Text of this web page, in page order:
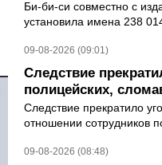
Би-би-си совместно с
установила имена 238
09-08-2026 (09:01)
Следствие
полицейских,
Следствие прекратило
отношении сотрудников
09-08-2026 (08:48)